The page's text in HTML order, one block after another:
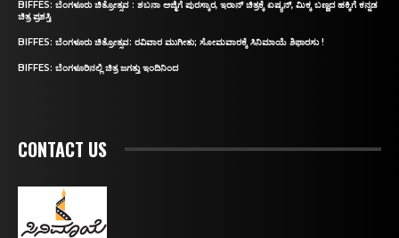
BIFFES: ಬೆಂಗಳೂರು ಚಿತ್ರೋತ್ಸವ : ಶಬನಾ ಅಜ್ಮಿಗೆ ಪುರಸ್ಕಾರ, ಇರಾನ್‌ ಚಿತ್ರಕ್ಕೆ ಏಷ್ಯನ್‌, ಮಿಕ್ಕ ಬಣ್ಣದ ಹಕ್ಕಿಗೆ ಕನ್ನಡ
ಚಿತ್ರ ಪ್ರಶಸ್ತಿ
BIFFES: ಬೆಂಗಳೂರು ಚಿತ್ರೋತ್ಸವ: ರವಿವಾರ ಮುಗೀತು; ಸೋಮವಾರಕ್ಕೆ ಸಿನಿಮಾಯೆ ಶಿಫಾರಸು !
BIFFES: ಬೆಂಗಳೂರಿನಲ್ಲಿ ಚಿತ್ರ ಜಗತ್ತು ಇಂದಿನಿಂದ
CONTACT US